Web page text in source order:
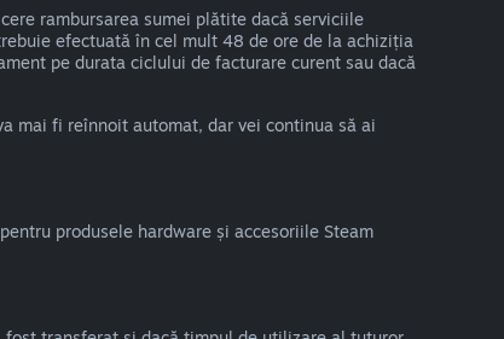
rambursarea sumei plătite dacă serviciile
efectuată în cel mult 48 de ore de la achiziția
pe durata ciclului de facturare curent sau dacă
mai fi reînnoit automat, dar vei continua să ai
produsele hardware și accesoriile Steam